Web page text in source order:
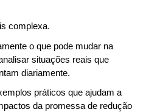
complexa.
o que pode mudar na
situações reais que
diariamente.
práticos que ajudam a
da promessa de redução